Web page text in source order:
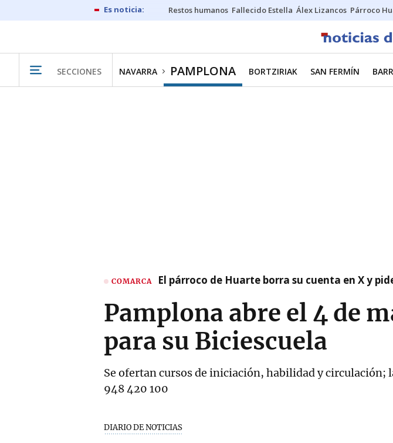
Restos humanos Fallecido Estella Álex Lizancos Párroco
SECCIONES NAVARRA PAMPLONA BORTZIRIAK SAN FERMÍN
COMARCA El párroco de Huarte borra su cuenta en X y
Pamplona abre el 4 de
para su Biciescuela
Se ofertan cursos de iniciación, habilidad y circulación;
948 420 100
DIARIO DE NOTICIAS